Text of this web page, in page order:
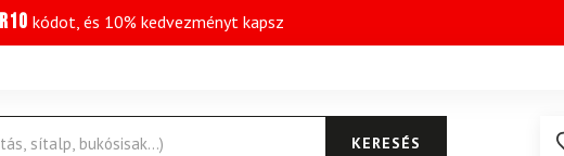
kódot, és 10% kedvezményt kapsz
KERESÉS